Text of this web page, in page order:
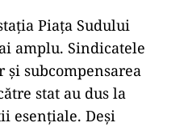
Piața Sudului
amplu. Sindicatele
subcompensarea
stat au dus la
esențiale. Deși